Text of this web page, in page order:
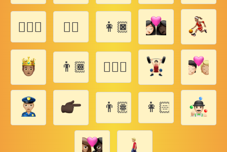
👨🏿‍❤️‍👩🏾 ☛🏻 👩🏿‍👶🏿‍👶🏿
👨🏾‍👩🏾‍👧🏾‍👧🏾
👩🏿‍❤️‍💋‍👩
👨🏽‍👩🏽‍👶🏽‍👦🏽
👩🏻‍👧🏻‍👶🏻